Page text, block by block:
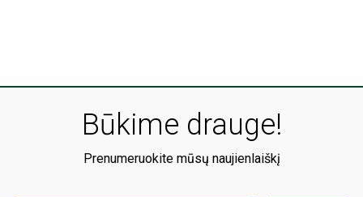
Būkime drauge!
Prenumeruokite mūsų naujienlaiškį